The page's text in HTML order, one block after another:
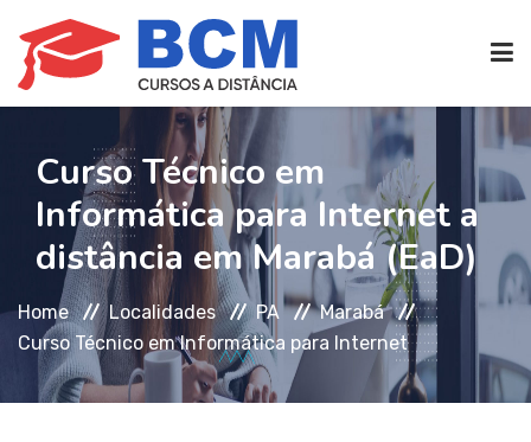
CURSOS TÉCNICOS(EAD)
EDIFICAÇÕES
SEG. TRABALHO
TRANS. IMOBILIÁRIAS(TTI)
Curso Técnico em
Informática para Internet a
distância em Marabá (EaD)
Home Localidades PA
Marabá
Curso Técnico em Informática para Internet